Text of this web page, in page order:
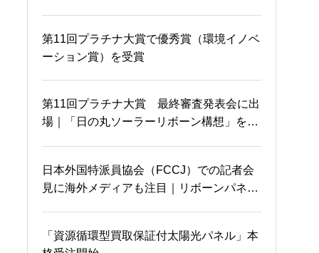
第11回プラチナ大賞で優秀賞（環境イノベ
ーション賞）を受賞
第11回プラチナ大賞 最終審査発表会に出
場｜「日の丸ソーラーリボーン構想」を発
日本外国特派員協会（FCCJ）での記者会
見に海外メディアも注目｜リボーンパネル
「資源循環型買取保証付太陽光パネル」本
沖縄から参加者が！！満
員御礼m(_ _)m
て
太陽光パネルのガラスと
金属の完全リサイクル
なんと、アメリカでも特
許が認められました！
目が合っちゃった…
夢のお裾分け♫